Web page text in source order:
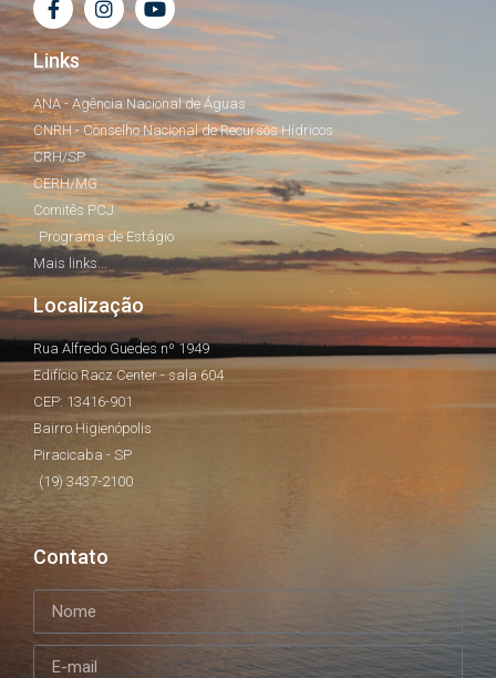
Links
ANA - Agência Nacional de Águas
CNRH - Conselho Nacional de Recursos Hídricos
CRH/SP
CERH/MG
Comitês PCJ
Programa de Estágio
Mais links...
Localização
Rua Alfredo Guedes nº 1949
Edifício Racz Center - sala 604
CEP: 13416-901
Bairro Higienópolis
Piracicaba - SP
(19) 3437-2100
Contato